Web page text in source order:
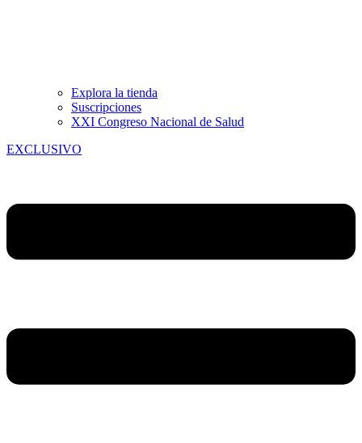
Explora la tienda
Suscripciones
XXI Congreso Nacional de Salud
EXCLUSIVO